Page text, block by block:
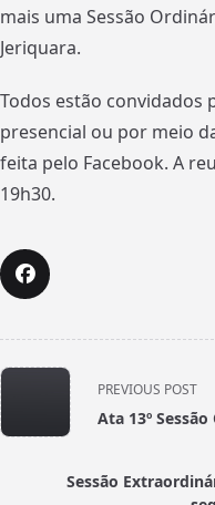
mais uma Sessão
Jeriquara.
Todos estão convidados
presencial ou por meio
feita pelo Facebook. A
19h30.
<span
class="nav-
subtitle
PREVIOUS POST
Ata 13º
Sessão